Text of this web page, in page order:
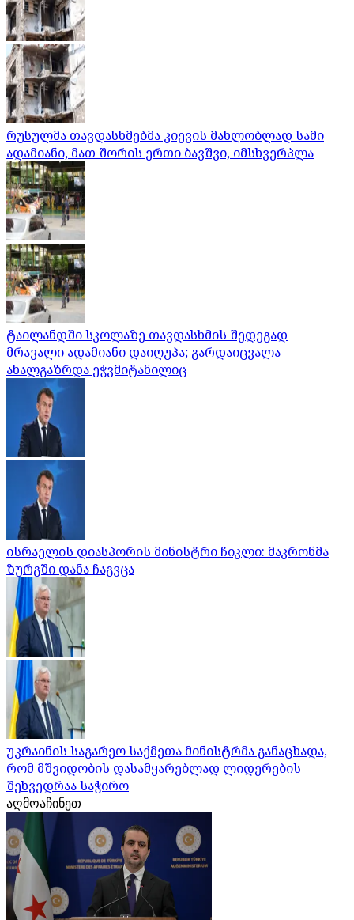
რუსულმა თავდასხმებმა კიევის მახლობლად სამი
ადამიანი, მათ შორის ერთი ბავშვი, იმსხვერპლა
ტაილანდში სკოლაზე თავდასხმის შედეგად
მრავალი ადამიანი დაიღუპა; გარდაიცვალა
ახალგაზრდა ეჭვმიტანილიც
ისრაელის დიასპორის მინისტრი ჩიკლი: მაკრონმა
ზურგში დანა ჩაგვცა
უკრაინის საგარეო საქმეთა მინისტრმა განაცხადა,
რომ მშვიდობის დასამყარებლად ლიდერების
შეხვედრაა საჭირო
აღმოაჩინეთ